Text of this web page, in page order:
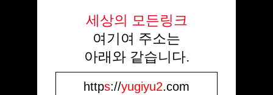
세상의 모든링크
여기여 주소는
아래와 같습니다.
https://yugiyu2.com